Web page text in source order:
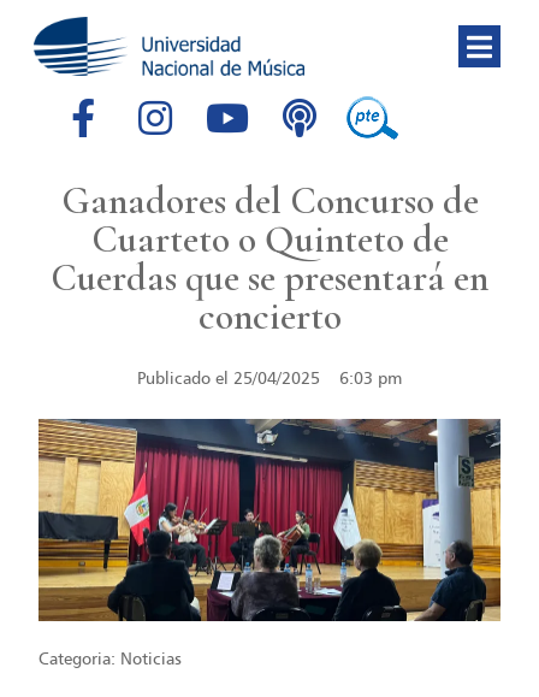
Ganadores del Concurso de
Cuarteto o Quinteto de
Cuerdas que se presentará en
concierto
Publicado el 25/04/2025 6:03 pm
Categoria: Noticias